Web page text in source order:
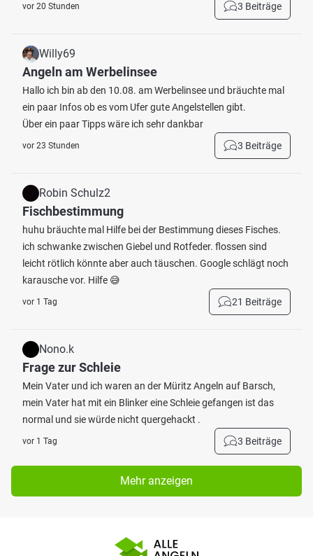
vor 20 Stunden 3 Beiträge
Willy69
Angeln am Werbelinsee
Hallo ich bin ab den 10.08. am Werbelinsee und bräuchte mal
ein paar Infos ob es vom Ufer gute Angelstellen gibt.
Über ein paar Tipps wäre ich sehr dankbar
vor 23 Stunden 3 Beiträge
Robin Schulz2
Fischbestimmung
huhu bräuchte mal Hilfe bei der Bestimmung dieses Fisches.
ich schwanke zwischen Giebel und Rotfeder. flossen sind
leicht rötlich könnte aber auch täuschen. Google schlägt noch
karausche vor. Hilfe 😅
vor 1 Tag 21 Beiträge
Nono.k
Frage zur Schleie
Mein Vater und ich waren an der Müritz Angeln auf Barsch,
mein Vater hat mit ein Blinker eine Schleie gefangen ist das
normal und sie würde nicht quergehackt .
vor 1 Tag 3 Beiträge
Mehr anzeigen